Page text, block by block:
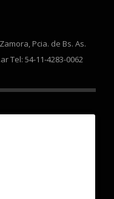
Pcia. de Bs. As.
Tel: 54-11-4283-0062